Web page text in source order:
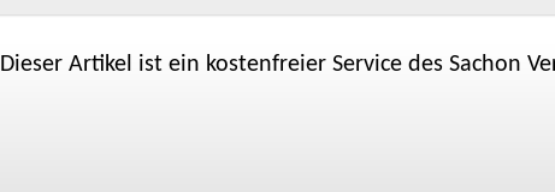
Dieser Artikel ist ein kostenfreier Service des Sachon